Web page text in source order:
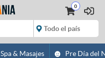
0
Spa & Masajes Pre Día del